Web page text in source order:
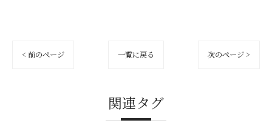
< 前のページ 一覧に戻る 次のページ >
関連タグ